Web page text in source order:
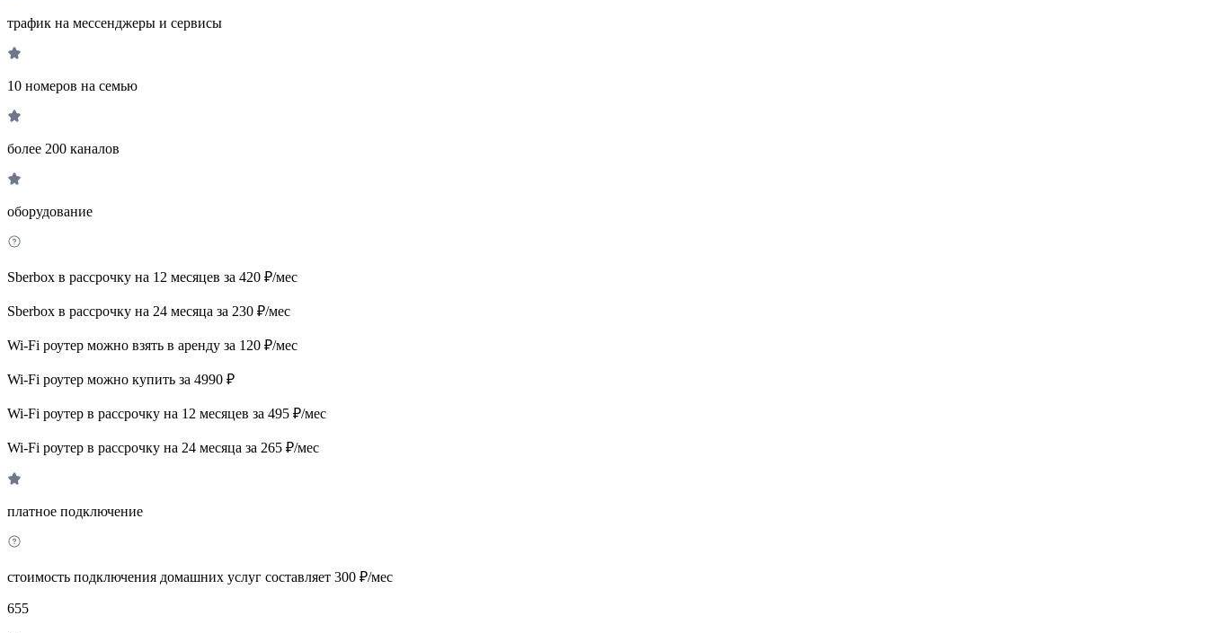
трафик на мессенджеры и сервисы
10 номеров на семью
более 200 каналов
оборудование
Sberbox в рассрочку на 12 месяцев за 420 ₽/мес
Sberbox в рассрочку на 24 месяца за 230 ₽/мес
Wi-Fi роутер можно взять в аренду за 120 ₽/мес
Wi-Fi роутер можно купить за 4990 ₽
Wi-Fi роутер в рассрочку на 12 месяцев за 495 ₽/мес
Wi-Fi роутер в рассрочку на 24 месяца за 265 ₽/мес
платное подключение
стоимость подключения домашних услуг составляет 300 ₽/мес
655